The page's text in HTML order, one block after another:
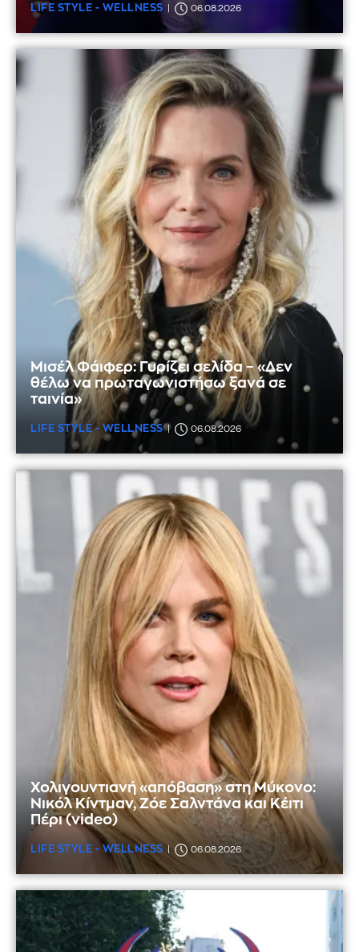
LIFE STYLE - WELLNESS 06.08.2026
Μισέλ Φάιφερ: Γυρίζει σελίδα – «Δεν
θέλω να πρωταγωνιστήσω ξανά σε
ταινία»
LIFE STYLE - WELLNESS 06.08.2026
Χολιγουντιανή «απόβαση» στη Μύκονο:
Νικόλ Κίντμαν, Ζόε Σαλντάνα και Κέιτι
Πέρι (video)
LIFE STYLE - WELLNESS 06.08.2026